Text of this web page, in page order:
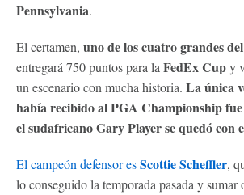
Pennsylvania.
El certamen, uno de los cuatro grandes
entregará 750 puntos para la FedEx Cupy
un escenario con mucha historia. La única
había recibido al PGA Championship
el sudafricano Gary Player se quedó con
El campeón defensor esScottie Scheffler,
lo conseguido la temporada pasada y sumar